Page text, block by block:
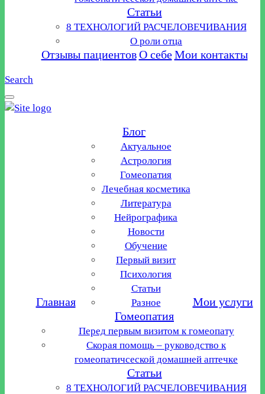
Статьи
8 ТЕХНОЛОГИЙ РАСЧЕЛОВЕЧИВАНИЯ
О роли отца
Отзывы пациентов О себе Мои контакты
Search
Главная
Блог
Актуальное
Астрология
Гомеопатия
Лечебная косметика
Литература
Нейрографика
Новости
Обучение
Первый визит
Психология
Статьи
Разное
Мои услуги
Гомеопатия
Перед первым визитом к гомеопату
Скорая помощь – руководство к
гомеопатичсеской домашней аптечке
Статьи
8 ТЕХНОЛОГИЙ РАСЧЕЛОВЕЧИВАНИЯ